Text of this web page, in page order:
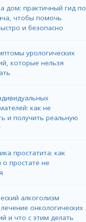
дом: практичный гид по
чтобы помочь
и безопасно
урологических
которые нельзя
как не
и получить реальную
простатита: как
о простате не
алкоголизм
онкологических
и что с этим делать